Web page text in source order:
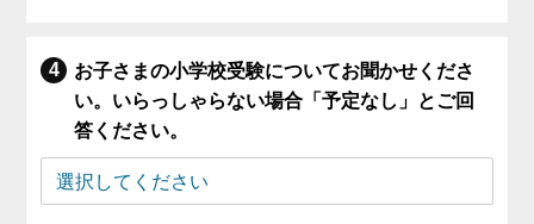
お子さまの小学校受験についてお聞かせくださ
い。いらっしゃらない場合「予定なし」とご回
答ください。